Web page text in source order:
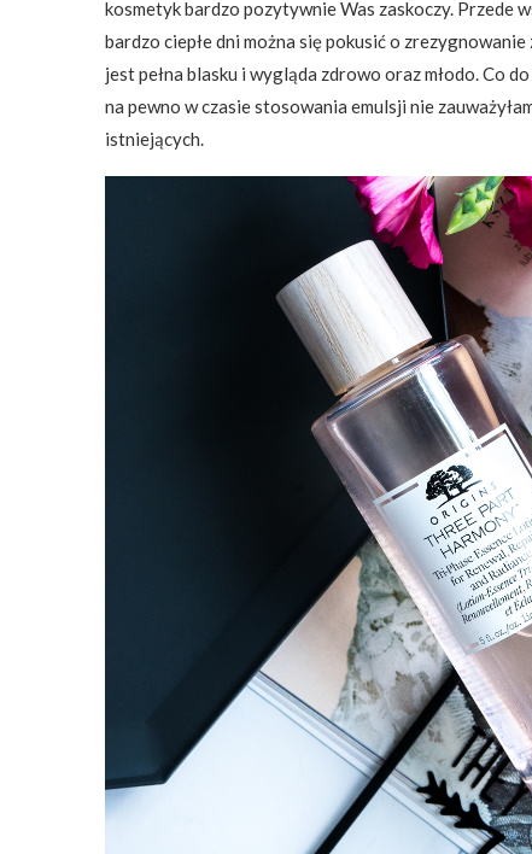
kosmetyk bardzo pozytywnie Was zaskoczy. Przede
bardzo ciepłe dni można się pokusić o
jest pełna blasku i wygląda zdrowo oraz młodo. Co
na pewno w czasie stosowania emulsji nie
istniejących.